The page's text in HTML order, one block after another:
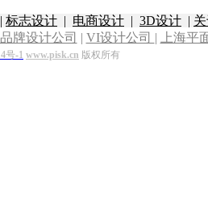
| 标志设计 | 电商设计 | 3D设计 |
品牌设计公司 | VI设计公司 | 上海平
号-1 www.pisk.cn 版权所有